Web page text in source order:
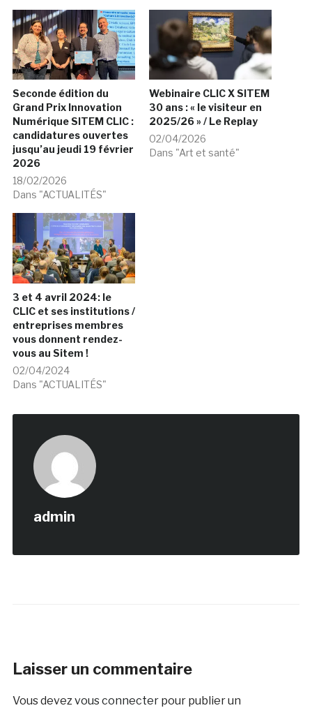
Seconde édition du
Grand Prix Innovation
Numérique SITEM CLIC :
candidatures ouvertes
jusqu’au jeudi 19 février
2026
18/02/2026
Dans "ACTUALITÉS"
Webinaire CLIC X SITEM
30 ans : « le visiteur en
2025/26 » / Le Replay
02/04/2026
Dans "Art et santé"
3 et 4 avril 2024: le
CLIC et ses institutions /
entreprises membres
vous donnent rendez-
vous au Sitem !
02/04/2024
Dans "ACTUALITÉS"
admin
Laisser un commentaire
Vous devezvous connecterpour publier un